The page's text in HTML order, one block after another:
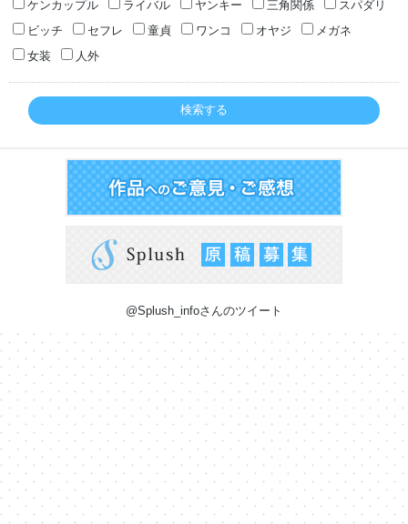
ケンカップル
ライバル ヤンキー 三角関係
スパダリ
ビッチ
セフレ 童貞 ワンコ オヤジ
メガネ
女装
人外
検索する
@Splush_infoさんのツイート